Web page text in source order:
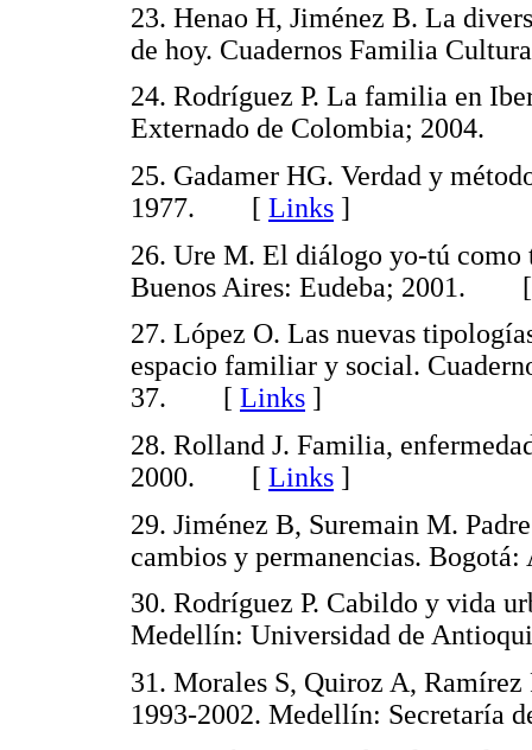
23. Henao H, Jiménez B. La
de hoy. Cuadernos Familia
24. Rodríguez P. La familia en
Externado de Colombia;
25. Gadamer HG. Verdad y
1977. [ Links ]
26. Ure M. El diálogo yo-tú
Buenos Aires: Eudeba; 2001.
27. López O. Las nuevas
espacio familiar y social.
37. [ Links ]
28. Rolland J. Familia,
2000. [ Links ]
29. Jiménez B, Suremain M.
cambios y permanencias.
30. Rodríguez P. Cabildo y vida
Medellín: Universidad de
31. Morales S, Quiroz A,
1993-2002. Medellín: